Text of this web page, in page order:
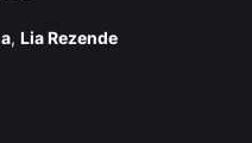
,Lia Rezende